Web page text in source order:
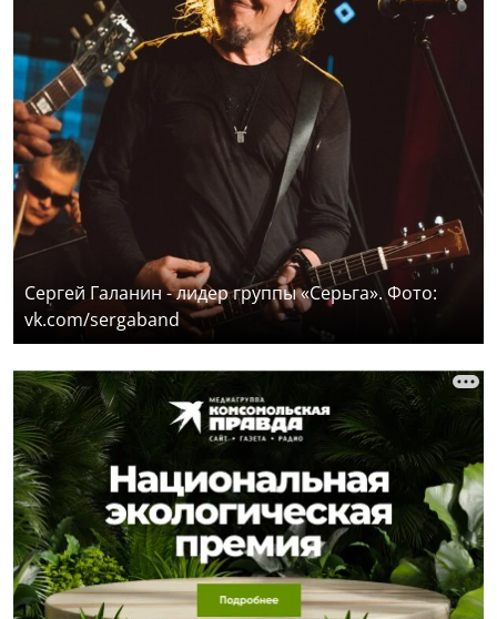
Сергей Галанин - лидер группы «Серьга». Фото:
vk.com/sergaband